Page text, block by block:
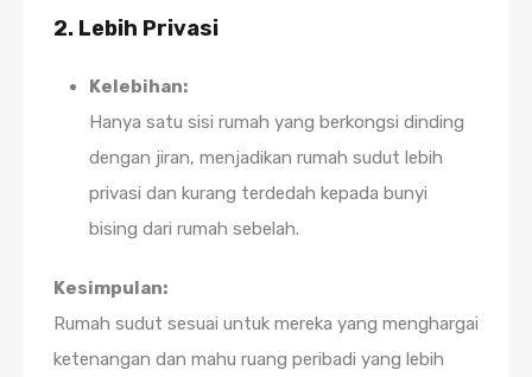
2. Lebih Privasi
Kelebihan:
Hanya satu sisi rumah yang berkongsi dinding
dengan jiran, menjadikan rumah sudut lebih
privasi dan kurang terdedah kepada bunyi
bising dari rumah sebelah.
Kesimpulan:
Rumah sudut sesuai untuk mereka yang menghargai
ketenangan dan mahu ruang peribadi yang lebih